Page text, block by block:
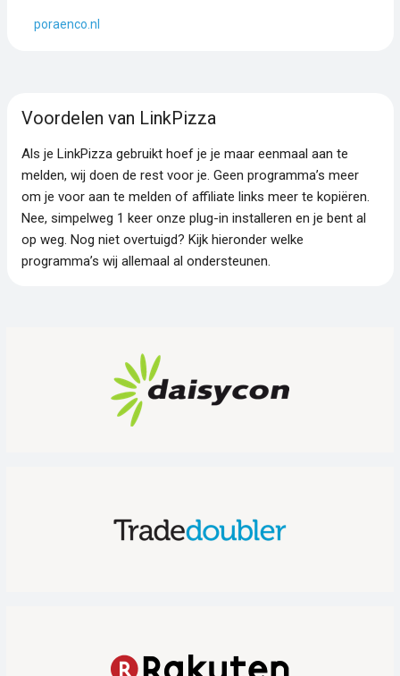
poraenco.nl
Voordelen van LinkPizza
Als je LinkPizza gebruikt hoef je je maar eenmaal aan te
melden, wij doen de rest voor je. Geen programma’s meer
om je voor aan te melden of affiliate links meer te kopiëren.
Nee, simpelweg 1 keer onze plug-in installeren en je bent al
op weg. Nog niet overtuigd? Kijk hieronder welke
programma’s wij allemaal al ondersteunen.